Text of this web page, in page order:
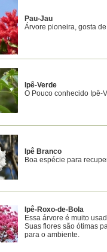
Pau-Jau
Árvore pioneira, gosta
Ipê-Verde
O Pouco conhecido Ipê-
Ipê Branco
Boa espécie para
Ipê-Roxo-de-Bola
Essa árvore é muito
Suas flores são ótimas
para o ambiente.